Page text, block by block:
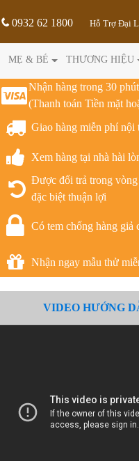
0932 62 1800 Hỗ Trợ Đại
MẸ & BÉ THƯƠNG HIỆU
Nhận hàng trong 30
(Thanh toán Tiền mặt
Giao hàng miễn phí
Xem hàng tại nhà hài
Được đổi trả trong
đặc biệt thuận lợi
Có tem chống hàng giả
Nhận ngay mẫu thử
VIDEO HƯỚNG